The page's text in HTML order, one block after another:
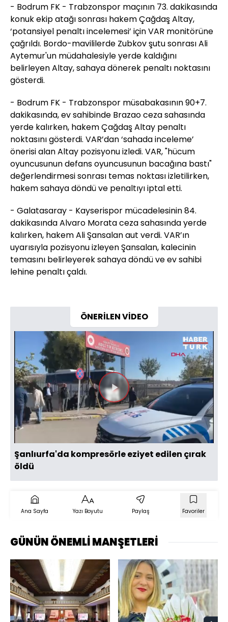
- Bodrum FK - Trabzonspor maçının 73. dakikasında
konuk ekip atağı sonrası hakem Çağdaş Altay,
‘potansiyel penaltı incelemesi’ için VAR monitörüne
çağrıldı. Bordo-mavililerde Zubkov şutu sonrası Ali
Aytemur'un müdahalesiyle yerde kaldığını
belirleyen Altay, sahaya dönerek penaltı noktasını
gösterdi.
- Bodrum FK - Trabzonspor müsabakasının 90+7.
dakikasında, ev sahibinde Brazao ceza sahasında
yerde kalırken, hakem Çağdaş Altay penaltı
noktasını gösterdi. VAR’dan ‘sahada inceleme’
önerisi alan Altay pozisyonu izledi. VAR, "hücum
oyuncusunun defans oyuncusunun bacağına bastı"
değerlendirmesi sonrası temas noktası izletilirken,
hakem sahaya döndü ve penaltıyı iptal etti.
- Galatasaray - Kayserispor mücadelesinin 84.
dakikasında Alvaro Morata ceza sahasında yerde
kalırken, hakem Ali Şansalan aut verdi. VAR’ın
uyarısıyla pozisyonu izleyen Şansalan, kalecinin
temasını belirleyerek sahaya döndü ve ev sahibi
lehine penaltı çaldı.
ÖNERİLEN VİDEO
Videoyu
Oynat
Şanlıurfa'da kompresörle eziyet edilen çırak
öldü
Ana Sayfa Yazı Boyutu Paylaş Favoriler
GÜNÜN ÖNEMLİ MANŞETLERİ